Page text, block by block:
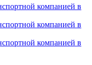
компанией в
компанией в
компанией в